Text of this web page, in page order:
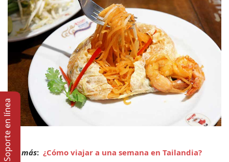
Ver más: ¿Cómo viajar a una semana en Tailandia?
Soporte en lí­nea